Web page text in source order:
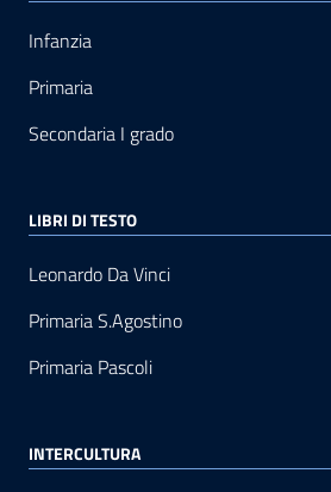
Infanzia
Primaria
Secondaria I grado
LIBRI DI TESTO
Leonardo Da Vinci
Primaria S.Agostino
Primaria Pascoli
INTERCULTURA